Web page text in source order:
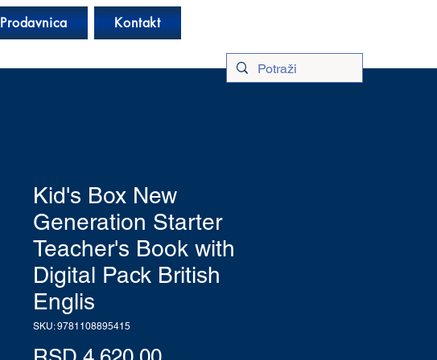
Prodavnica Kontakt
Kid's Box New
Generation Starter
Teacher's Book with
Digital Pack British
Englis
SKU: 9781108895415